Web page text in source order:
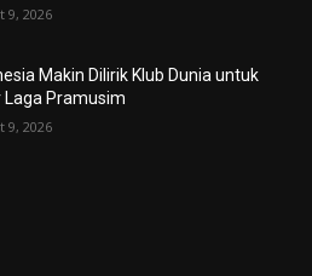
9, 2026
Makin Dilirik Klub Dunia untuk
Laga Pramusim
9, 2026